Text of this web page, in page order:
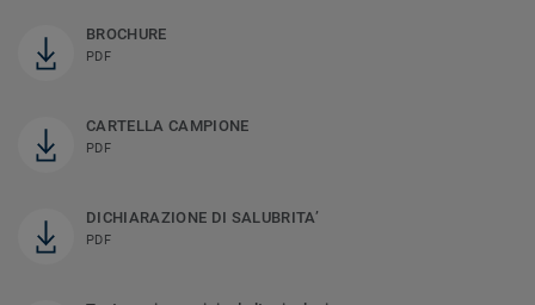
BROCHURE
PDF
CARTELLA CAMPIONE
PDF
DICHIARAZIONE DI SALUBRITA’
PDF